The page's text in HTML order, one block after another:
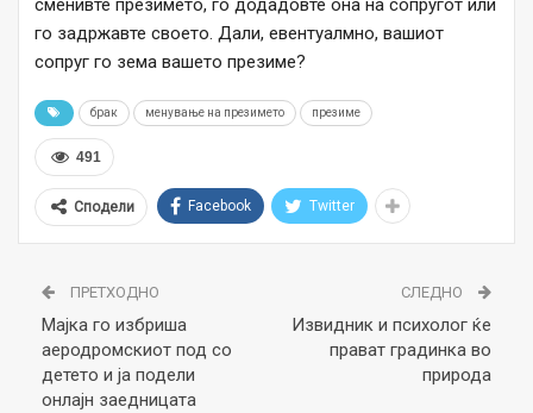
сменивте презимето, го додадовте она на сопругот или
го задржавте своето. Дали, евентуалмно, вашиот
сопруг го зема вашето презиме?
брак менување на презимето презиме
491
Сподели Facebook Twitter
ПРЕТХОДНО
Мајка го избриша
аеродромскиот под со
детето и ја подели
онлајн заедницата
СЛЕДНО
Извидник и психолог ќе
прават градинка во
природа